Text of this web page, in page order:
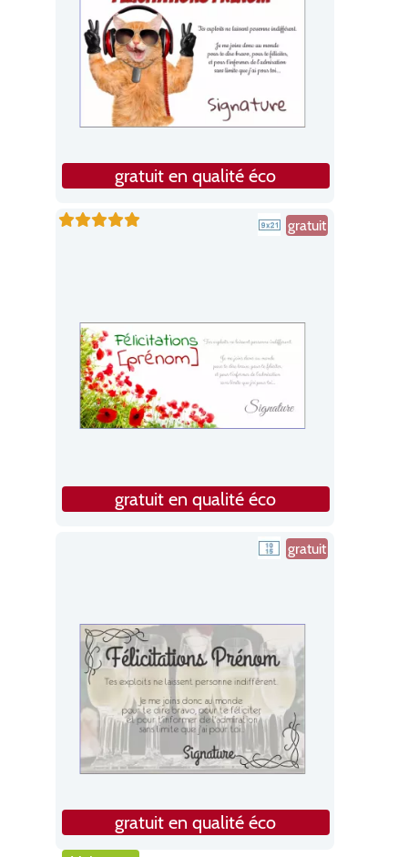
gratuit en qualité éco
gratuit
gratuit en qualité éco
gratuit
gratuit en qualité éco